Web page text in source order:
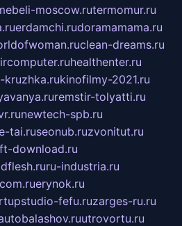
moscow.rutermomur.ru
erdamchi.rudoramamama.ru
clean-dreams.ru
healthenter.ru
kruzhka.rukinofilmy-2021.ru
remstir-tolyatti.ru
newtech-spb.ru
tai.ruseonub.ruzvonitut.ru
download.ru
ru-industria.ru
erynok.ru
fefu.ruzarges-ru.ru
utrovortu.ru